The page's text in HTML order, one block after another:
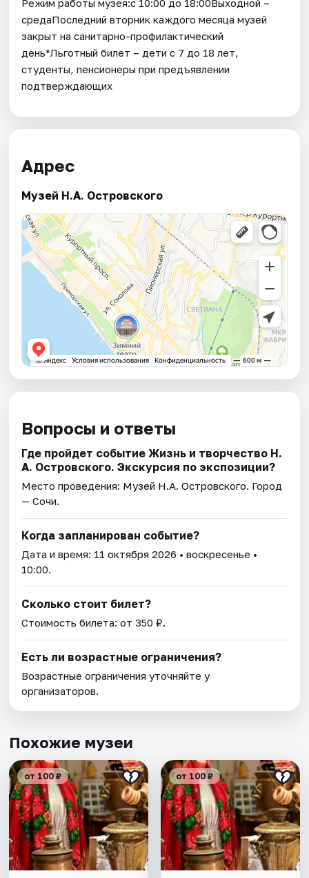
Режим работы музея:с 10:00 до 18:00Выходной –
средаПоследний вторник каждого месяца музей
закрыт на санитарно-профилактический
день*Льготный билет – дети с 7 до 18 лет,
студенты, пенсионеры при предъявлении
подтверждающих
Адрес
Музей Н.А. Островского
Вопросы и ответы
Где пройдет событие Жизнь и творчество Н.
А. Островского. Экскурсия по экспозиции?
Место проведения: Музей Н.А. Островского. Город
— Сочи.
Когда запланирован событие?
Дата и время: 11 октября 2026 • воскресенье •
10:00.
Сколько стоит билет?
Стоимость билета: от 350 ₽.
Есть ли возрастные ограничения?
Возрастные ограничения уточняйте у
организаторов.
Похожие музеи
от 100 ₽ от 100 ₽